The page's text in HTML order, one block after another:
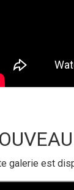
galerie est